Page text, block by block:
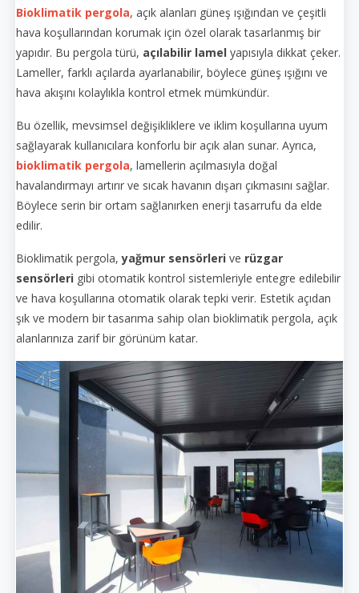
Bioklimatik pergola, açık alanları güneş ışığından ve çeşitli
hava koşullarından korumak için özel olarak tasarlanmış bir
yapıdır. Bu pergola türü, açılabilir lamel yapısıyla dikkat çeker.
Lameller, farklı açılarda ayarlanabilir, böylece güneş ışığını ve
hava akışını kolaylıkla kontrol etmek mümkündür.
Bu özellik, mevsimsel değişikliklere ve iklim koşullarına uyum
sağlayarak kullanıcılara konforlu bir açık alan sunar. Ayrıca,
bioklimatik pergola, lamellerin açılmasıyla doğal
havalandırmayı artırır ve sıcak havanın dışarı çıkmasını sağlar.
Böylece serin bir ortam sağlanırken enerji tasarrufu da elde
edilir.
Bioklimatik pergola,yağmur sensörleri ve rüzgar
sensörleri gibi otomatik kontrol sistemleriyle entegre edilebilir
ve hava koşullarına otomatik olarak tepki verir. Estetik açıdan
şık ve modern bir tasarıma sahip olan bioklimatik pergola, açık
alanlarınıza zarif bir görünüm katar.